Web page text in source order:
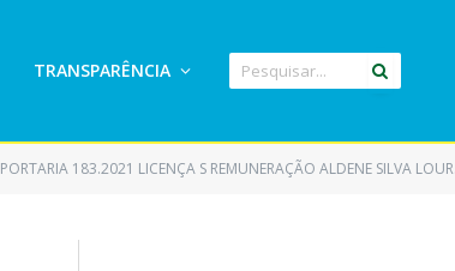
TRANSPARÊNCIA
PORTARIA 183.2021 LICENÇA S REMUNERAÇÃO ALDENE SILVA LOURENÇO